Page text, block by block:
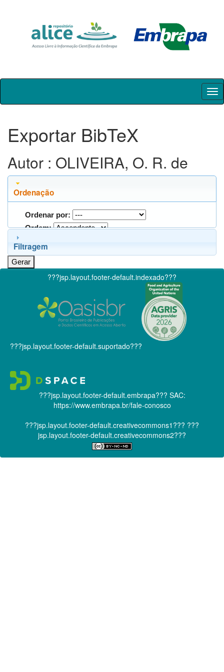
Skip
Exportar BibTeX
Autor : OLIVEIRA, O. R. de
Ordenação
Ordenar por:
Ordem:
Filtragem
???jsp.layout.footer-default.indexado???
???jsp.layout.footer-default.suportado???
???jsp.layout.footer-default.embrapa??? SAC:
https://www.embrapa.br/fale-conosco
???jsp.layout.footer-default.creativecommons1??? ???
jsp.layout.footer-default.creativecommons2???